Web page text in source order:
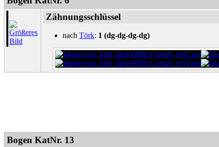
Zähnungsschlüssel
nach Törk: 1 (dg-dg-dg-dg)
Bogen KatNr. 13